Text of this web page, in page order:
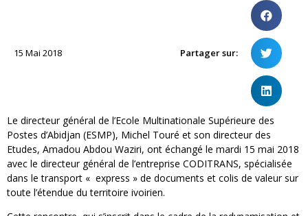
15 Mai 2018 Partager sur:
Le directeur général de l’Ecole Multinationale Supérieure des
Postes d’Abidjan (ESMP), Michel Touré et son directeur des
Etudes, Amadou Abdou Waziri, ont échangé le mardi 15 mai 2018
avec le directeur général de l’entreprise CODITRANS, spécialisée
dans le transport « express » de documents et colis de valeur sur
toute l’étendue du territoire ivoirien.